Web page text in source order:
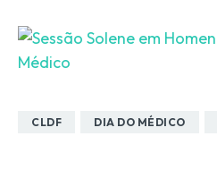
CLDF DIA DO MÉDICO